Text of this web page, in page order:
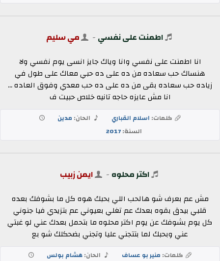
اطمنت على نفسي - مي سليم
انا اطمنت على نفسي وانا وياك جايز انسى يوم نفسي ولا
هنساك حب سعاده من ده على ده حبي معاك على طول في
زياده حب سعاده بقى من ده على ده حب معدي وفوق العاده ...
انا مش عايزه حاجه تانيه خلاص حبيت ف
كلمات: اسلام القباري الحان: مدين
السنة:2017
اكتر محلوه - ايمن زبيب
مش عم بعرف شو هالحب اللي بحبك هوه كل ما بشوفك بعده
قلبي بيدق بقوه بعدك عم تغلي بعيوني عم بتزيدي فيا جنوني
كل يوم بشوفك عن يوم اكتر محلوه ما بتحمل بعدك عني لو غبتي
عني وبحبك لما بتتجني عليا وتجني بضحكلك شو بع
كلمات: منير بو عساف الحان:هشام بولس